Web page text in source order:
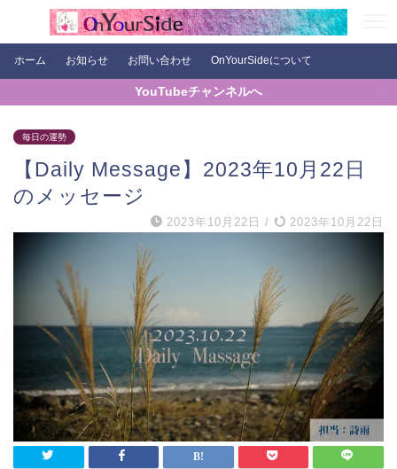
ホーム お知らせ お問い合わせ OnYourSideについて
YouTubeチャンネルへ
毎日の運勢
【Daily Message】2023年10月22日
のメッセージ
2023年10月22日 / 2023年10月22日